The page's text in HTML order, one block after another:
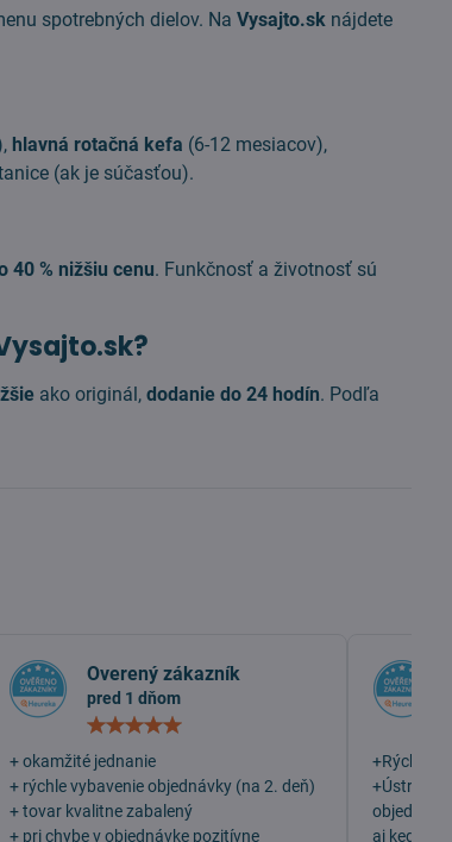
spotrebných dielov. NaVysajto.sk nájdete
hlavná rotačná kefa (6-12 mesiacov),
(ak je súčasťou).
40 % nižšiu cenu. Funkčnosť a životnosť sú
ako originál,dodanie do 24 hodín. Podľa
Overený zákazník
pred 1 dňom
5
+ okamžité jednanie
+ rýchle vybavenie objednávky (na 2. deň)
+ tovar kvalitne zabalený
+ pri chybe v objednávke pozitívne
+Rýchlosť
objednala
aj keď